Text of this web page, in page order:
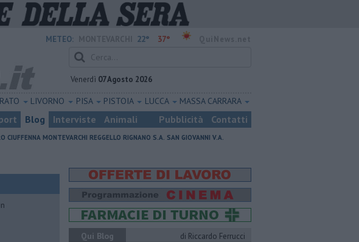
METEO: 22° 37°
Venerdì 07 Agosto 2026
LIVORNO PISA PISTOIA LUCCA MASSA CARRARA
Blog Interviste Animali Pubblicità Contatti
CIUFFENNA MONTEVARCHI REGGELLO RIGNANO S.A. SAN GIOVANNI V.A.
Qui Blog
di Riccardo Ferrucci